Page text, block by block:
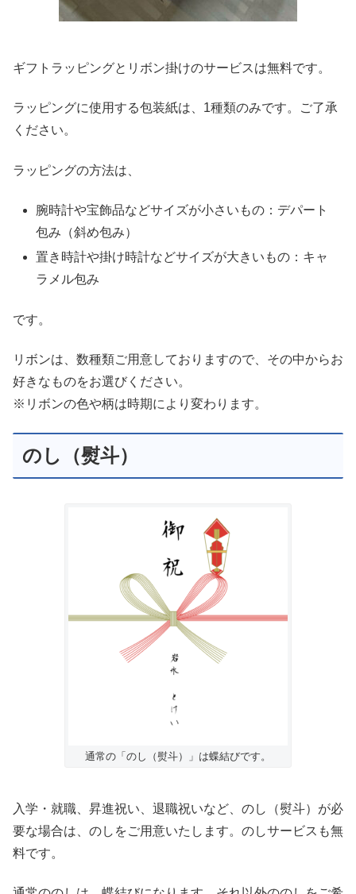
ギフトラッピングとリボン掛けのサービスは無料です。
ラッピングに使用する包装紙は、1種類のみです。ご了承
ください。
ラッピングの方法は、
腕時計や宝飾品などサイズが小さいもの：デパート
包み（斜め包み）
置き時計や掛け時計などサイズが大きいもの：キャ
ラメル包み
です。
リボンは、数種類ご用意しておりますので、その中からお
好きなものをお選びください。
※リボンの色や柄は時期により変わります。
のし（熨斗）
通常の「のし（熨斗）」は蝶結びです。
入学・就職、昇進祝い、退職祝いなど、のし（熨斗）が必
要な場合は、のしをご用意いたします。のしサービスも無
料です。